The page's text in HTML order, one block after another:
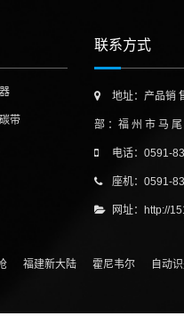
带
联系方式
地址：产品销
部 ：福 州 市 马
电话：0591-
座机：0591-
网址：http://
福建新大陆 霍尼韦尔 自动